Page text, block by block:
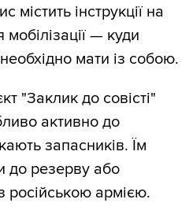
містить інструкції на
— куди
мати із собою.
"Заклик до совісті"
активно до
запасників. Їм
до резерву або
російською армією.